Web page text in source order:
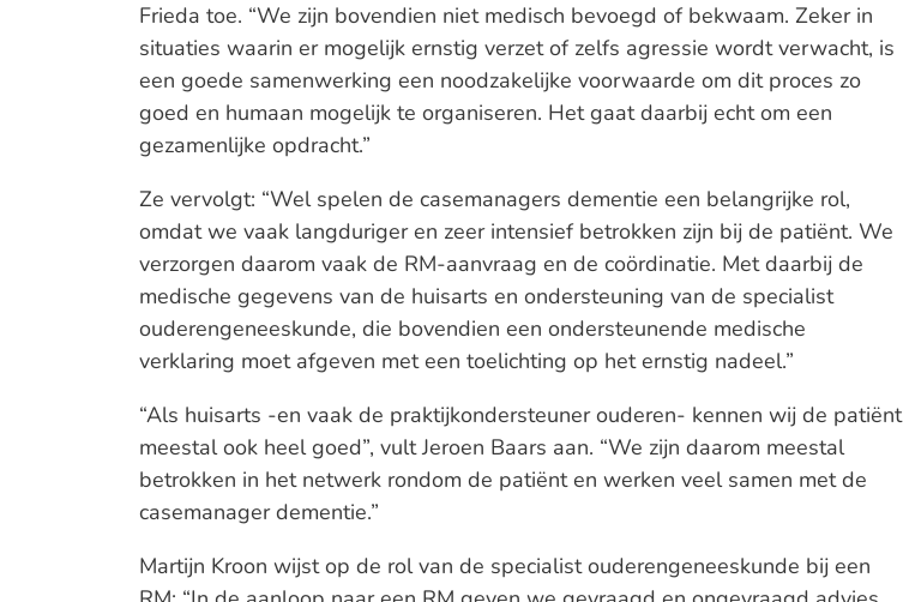
Frieda toe. “We zijn bovendien niet medisch bevoegd of bekwaam. Zeker in
situaties waarin er mogelijk ernstig verzet of zelfs agressie wordt verwacht, is
een goede samenwerking een noodzakelijke voorwaarde om dit proces zo
goed en humaan mogelijk te organiseren. Het gaat daarbij echt om een
gezamenlijke opdracht.”
Ze vervolgt: “Wel spelen de casemanagers dementie een belangrijke rol,
omdat we vaak langduriger en zeer intensief betrokken zijn bij de patiënt. We
verzorgen daarom vaak de RM-aanvraag en de coördinatie. Met daarbij de
medische gegevens van de huisarts en ondersteuning van de specialist
ouderengeneeskunde, die bovendien een ondersteunende medische
verklaring moet afgeven met een toelichting op het ernstig nadeel.”
“Als huisarts -en vaak de praktijkondersteuner ouderen- kennen wij de patiënt
meestal ook heel goed”, vult Jeroen Baars aan. “We zijn daarom meestal
betrokken in het netwerk rondom de patiënt en werken veel samen met de
casemanager dementie.”
Martijn Kroon wijst op de rol van de specialist ouderengeneeskunde bij een